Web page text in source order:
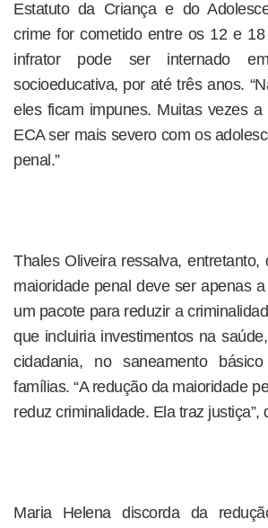
Estatuto da Criança e do
crime for cometido entre os 12 e
infrator pode ser internado
socioeducativa, por até três anos.
eles ficam impunes. Muitas vezes
ECA ser mais severo com os
penal.”
Thales Oliveira ressalva,
maioridade penal deve ser apenas
um pacote para reduzir a
que incluiria investimentos na
cidadania, no saneamento
famílias. “A redução da maioridade
reduz criminalidade. Ela traz justiça”,
Maria Helena discorda da